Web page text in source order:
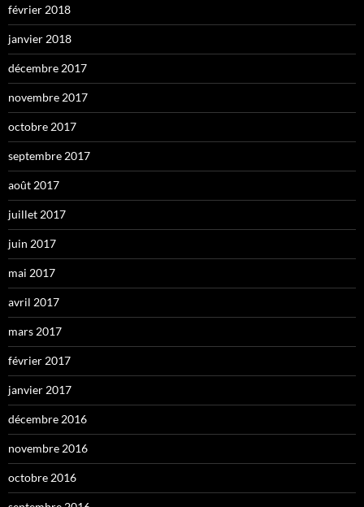
février 2018
janvier 2018
décembre 2017
novembre 2017
octobre 2017
septembre 2017
août 2017
juillet 2017
juin 2017
mai 2017
avril 2017
mars 2017
février 2017
janvier 2017
décembre 2016
novembre 2016
octobre 2016